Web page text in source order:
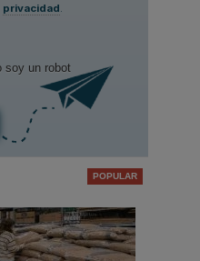
privacidad.
soy un robot